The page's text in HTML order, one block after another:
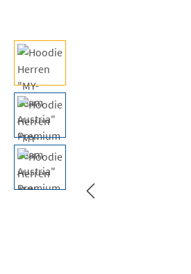
Bildergalerie überspringen